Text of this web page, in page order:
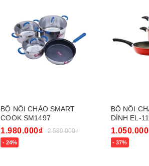
BỘ NỒI CHẢO SMART
COOK SM1497
1.980.000₫ 2.589.000₫
- 24%
BỘ NỒI
DÍNH EL-
- 37%